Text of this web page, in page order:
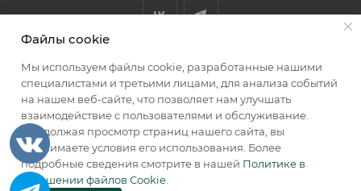
Мы принимаем к оплате
2026 © КИИК МАРКЕТ
Файлы cookie
Мы используем файлы cookie, разработанные нашими
специалистами и третьими лицами, для анализа событий
на нашем веб-сайте, что позволяет нам улучшать
взаимодействие с пользователями и обслуживание.
Продолжая просмотр страниц нашего сайта, вы
принимаете условия его использования. Более
подробные сведения смотрите в нашей Политике в
отношении файлов Cookie